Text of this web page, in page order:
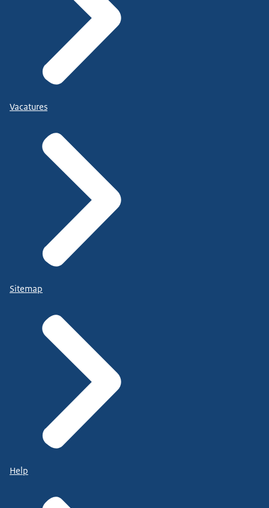
Vacatures
Sitemap
Help